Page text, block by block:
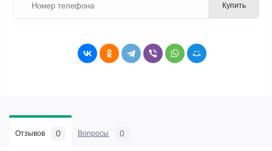
Купить
Отзывов 0 Вопросы 0